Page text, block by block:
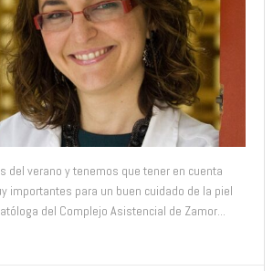
del verano y tenemos que tener en cuenta
importantes para un buen cuidado de la piel
del Complejo Asistencial de Zamor...